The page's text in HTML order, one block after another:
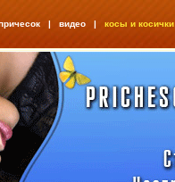
| видео| косы и косички